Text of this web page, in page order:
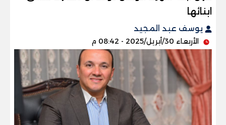
ابنائها
يوسف عبد المجيد
الأربعاء 30/أبريل/2025 - 08:42 م